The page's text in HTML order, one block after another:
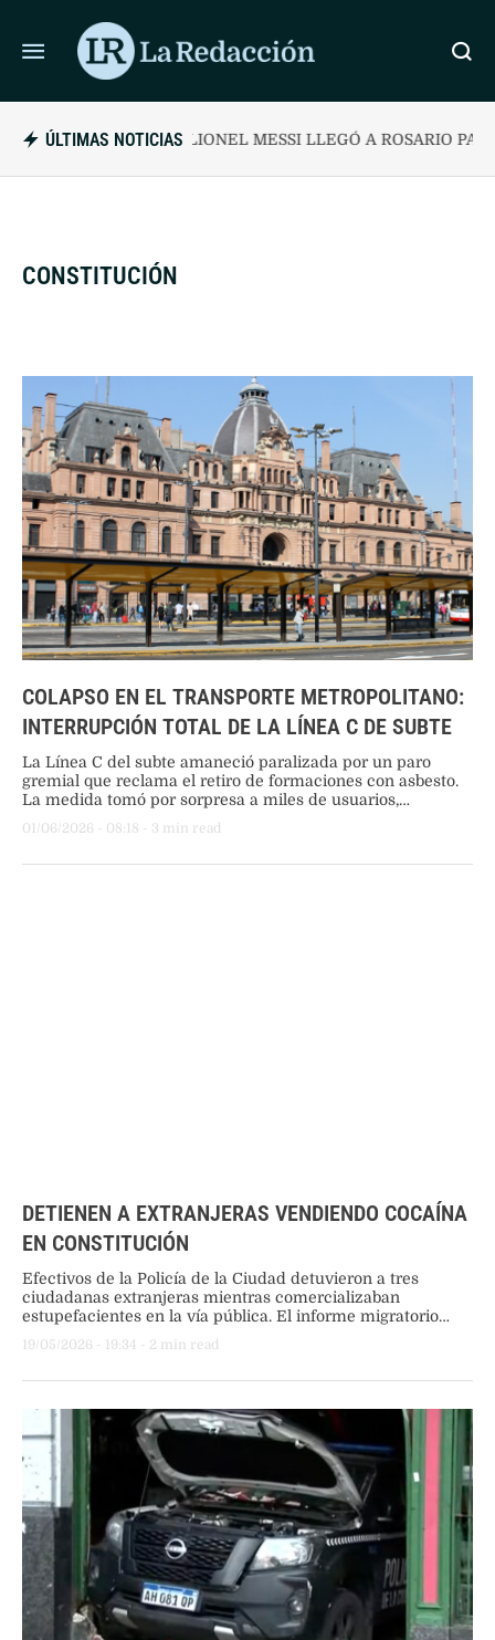
ÚLTIMAS NOTICIASLIONEL MESSI LLEGÓ A ROSARIO PARA
CONSTITUCIÓN
COLAPSO EN EL TRANSPORTE METROPOLITANO:
INTERRUPCIÓN TOTAL DE LA LÍNEA C DE SUBTE
La Línea C del subte amaneció paralizada por un paro
gremial que reclama el retiro de formaciones con asbesto.
La medida tomó por sorpresa a miles de usuarios,
colectivos de Constitución.
01/06/2026 - 08:18 - 3 min read
DETIENEN A EXTRANJERAS VENDIENDO COCAÍNA
EN CONSTITUCIÓN
Efectivos de la Policía de la Ciudad detuvieron a tres
ciudadanas extranjeras mientras comercializaban
estupefacientes en la vía pública. El informe migratorio
antecedentes de expulsión del territorio nacional y
19/05/2026 - 19:34 - 2 min read